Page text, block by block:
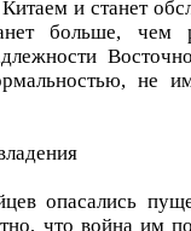
и станет
больше, чем
не
опасались
что война им